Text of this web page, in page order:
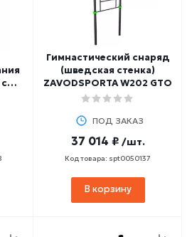
Гимнастический снаряд
(шведская стенка)
ZAVODSPORTA W202 GTO
ПОД ЗАКАЗ
37 014 ₽ /шт.
Код товара: spt0050137
В корзину